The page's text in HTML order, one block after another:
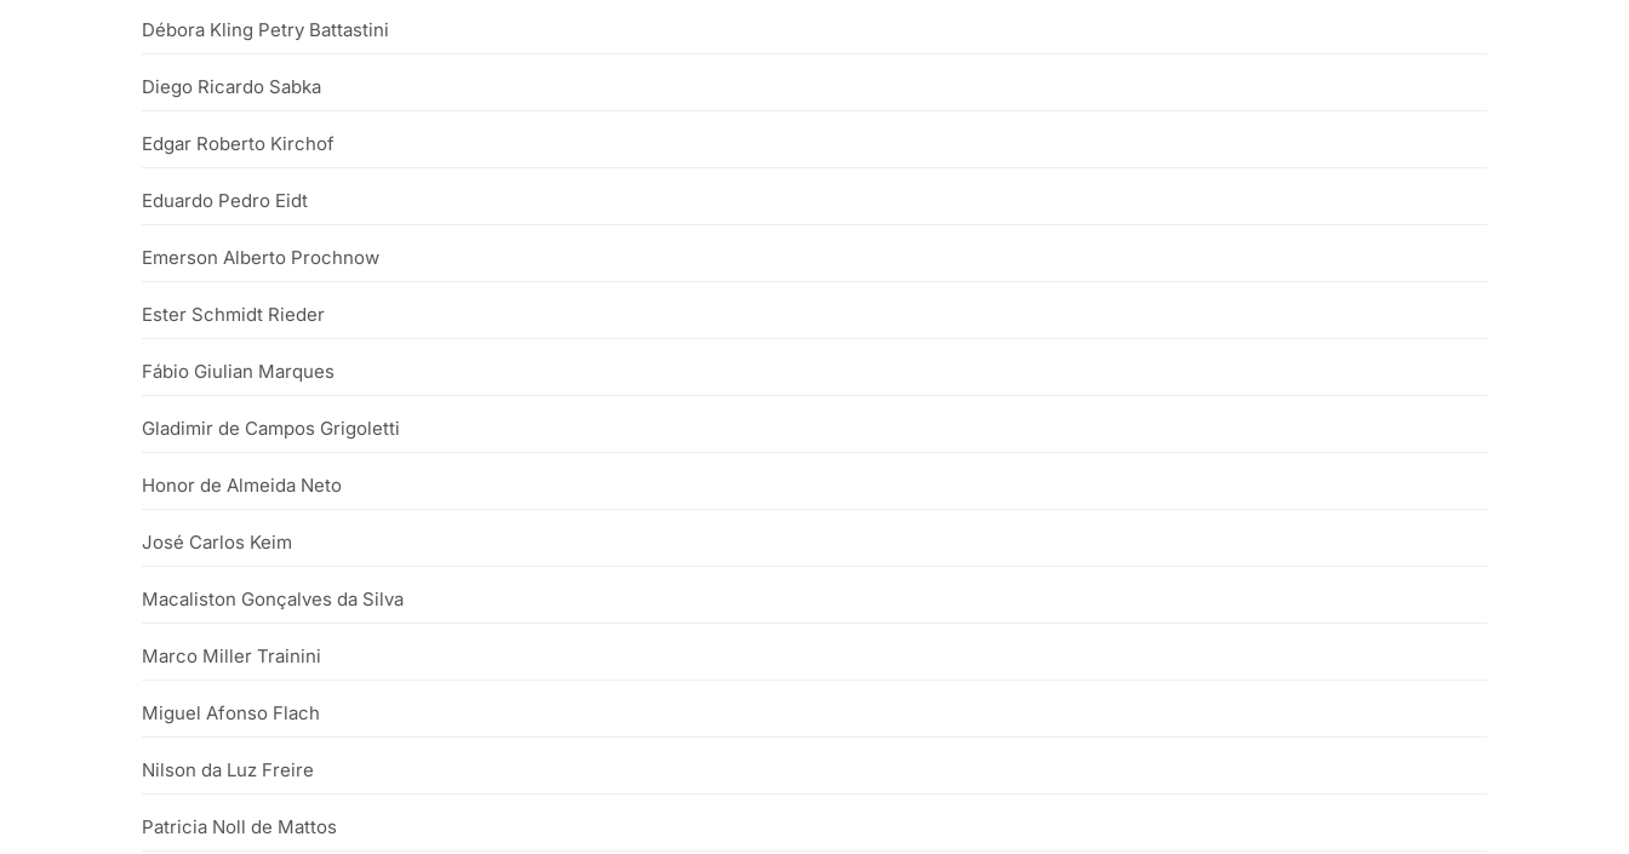
Débora Kling Petry Battastini
Diego Ricardo Sabka
Edgar Roberto Kirchof
Eduardo Pedro Eidt
Emerson Alberto Prochnow
Ester Schmidt Rieder
Fábio Giulian Marques
Gladimir de Campos Grigoletti
Honor de Almeida Neto
José Carlos Keim
Macaliston Gonçalves da Silva
Marco Miller Trainini
Miguel Afonso Flach
Nilson da Luz Freire
Patricia Noll de Mattos